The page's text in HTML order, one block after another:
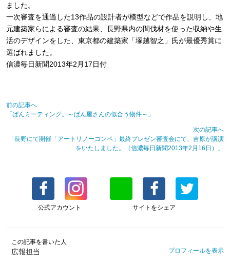
ました。
一次審査を通過した13作品の設計者が模型などで作品を説明し、地
元建築家らによる審査の結果、長野県内の間伐材を使った収納や生
活のデザインをした、東京都の建築家「塚越智之」氏が最優秀賞に
選ばれました。
信濃毎日新聞2013年2月17日付
前の記事へ
「ぱんミーティング。～ぱん屋さんの似合う物件～」
次の記事へ
「長野にて開催「アートリノーコンペ」最終プレゼン審査会にて、吉原が講演
をいたしました。（信濃毎日新聞2013年2月16日）」
公式アカウント サイトをシェア
この記事を書いた人
広報担当 プロフィールを表示